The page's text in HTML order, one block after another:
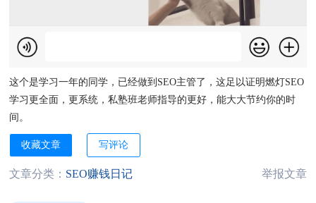
这个是学习一年的同学，已经做到SEO主管了，这足以证明燃灯SEO
学习更全面，更系统，私塾班老师指导的更好，能大大节约你的时
间。
收藏文章 写评论
文章分类： SEO赚钱日记 举报文章